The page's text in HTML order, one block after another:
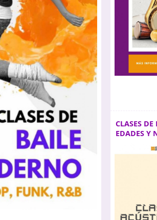
CLASES
EDADES Y